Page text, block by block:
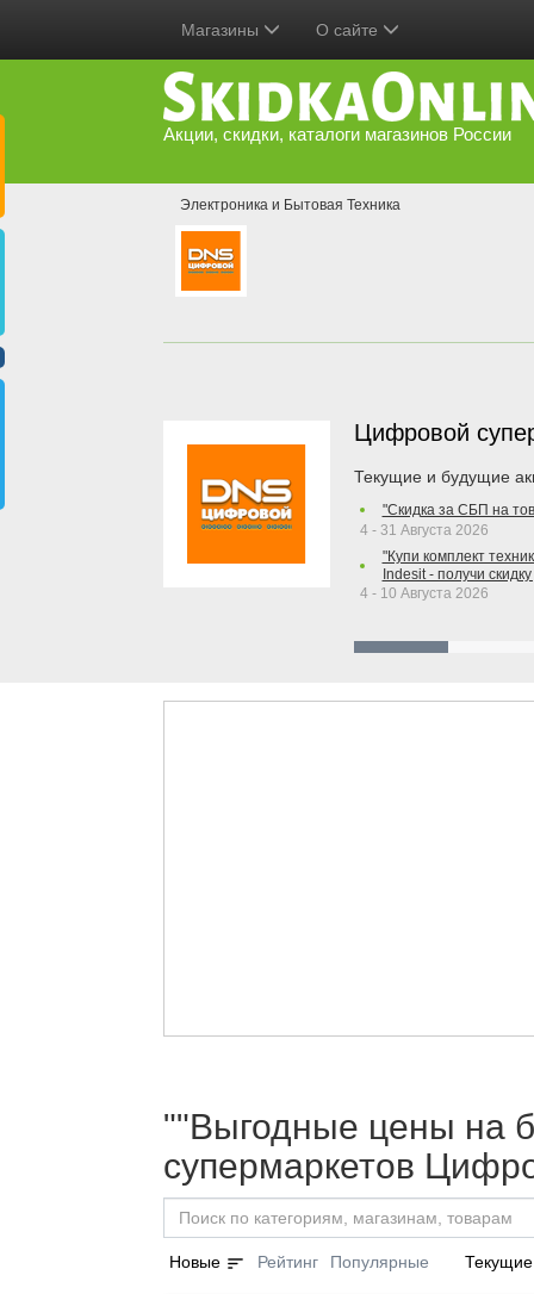
Магазины О сайте
Акции, скидки, каталоги магазинов России
Электроника и Бытовая Техника
Цифровой
Текущие и будущие
"Скидка за СБП на
4 - 31 Августа 2026
"Купи комплект
Indesit - получи
4 - 10 Августа 2026
""Выгодные цены на
супермаркетов
Новые sort Рейтинг Популярные Текущие